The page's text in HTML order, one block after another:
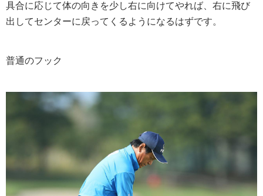
具合に応じて体の向きを少し右に向けてやれば、右に飛び
出してセンターに戻ってくるようになるはずです。
普通のフック